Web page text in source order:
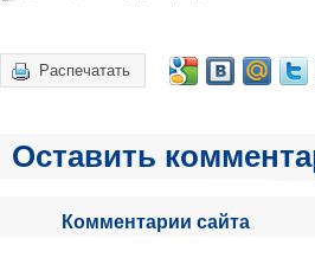
Распечатать
Оставить
Комментарии сайта